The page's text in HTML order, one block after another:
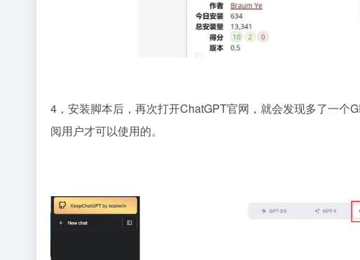
4，安装脚本后，再次打开ChatGPT官网，就会发现多了一个
阅用户才可以使用的。